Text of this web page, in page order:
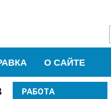
О САЙТЕ
РАБОТА